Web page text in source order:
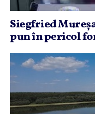
Siegfried
pun în pericol